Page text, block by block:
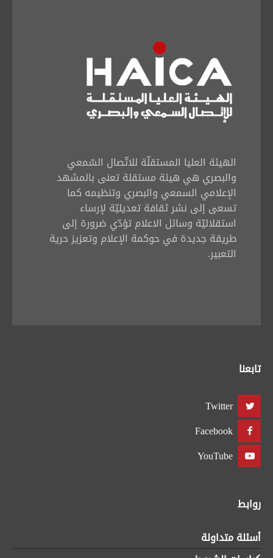
الهيئة العليا المستقلّة للاتّصال السّمعي
والبصري هي هيئة مستقلة تعنى بالمشهد
الإعلامي السمعي والبصري وتنظيمه كما
تسعى إلى نشر ثقافة تعديليّة لإرساء
استقلاليّة وسائل الاعلام تؤدّي ضرورة إلى
طريقة جديدة في حوكمة الإعلام وتعزيز حرية
التعبير.
تابعنا
Twitter
Facebook
YouTube
روابط
أسئلة متداولة